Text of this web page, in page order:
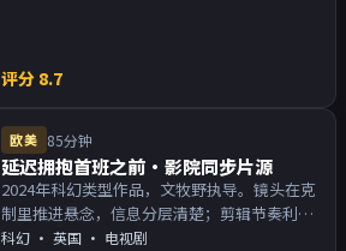
评分 8.7
欧美 85分钟
延迟拥抱首班之前·影院同步片源
2024年科幻类型作品，文牧野执导。镜头在克
制里推进悬念，信息分层清楚；剪辑节奏利
落，观感顺滑。主演以演技派为主，适合喜欢
科幻 · 英国 · 电视剧